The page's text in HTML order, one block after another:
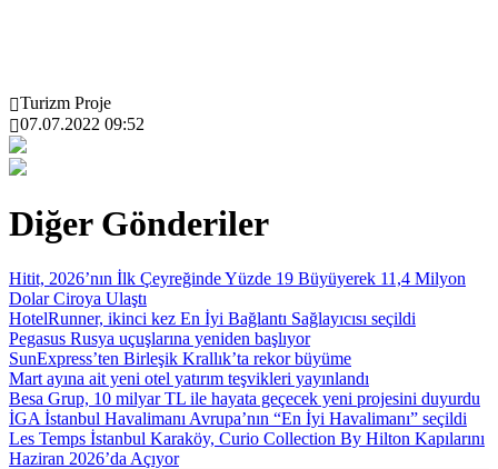
Turizm Proje
07.07.2022 09:52
Diğer Gönderiler
Hitit, 2026’nın İlk Çeyreğinde Yüzde 19 Büyüyerek 11,4 Milyon
Dolar Ciroya Ulaştı
HotelRunner, ikinci kez En İyi Bağlantı Sağlayıcısı seçildi
Pegasus Rusya uçuşlarına yeniden başlıyor
SunExpress’ten Birleşik Krallık’ta rekor büyüme
Mart ayına ait yeni otel yatırım teşvikleri yayınlandı
Besa Grup, 10 milyar TL ile hayata geçecek yeni projesini duyurdu
İGA İstanbul Havalimanı Avrupa’nın “En İyi Havalimanı” seçildi
Les Temps İstanbul Karaköy, Curio Collection By Hilton Kapılarını
Haziran 2026’da Açıyor